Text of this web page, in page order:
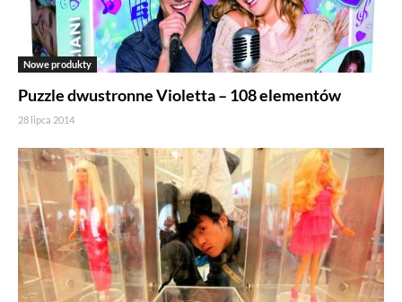
Nowe produkty
Puzzle dwustronne Violetta – 108 elementów
28 lipca 2014